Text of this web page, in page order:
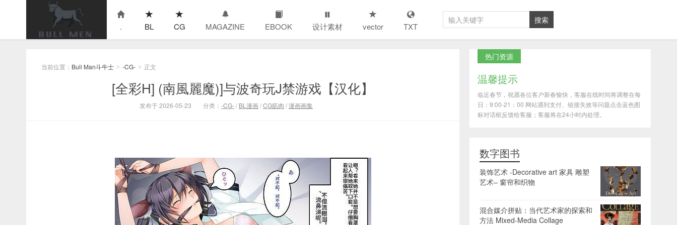
. BL CG MAGAZINE EBOOK 设计素材 vector TXT
当前位置： Bull Man斗牛士 > -CG- > 正文
[全彩H] (南風麗魔)]与波奇玩J禁游戏【汉化】
发布于 2026-05-23 分类： -CG-/ BL漫画/CG筋肉 /漫画画集
热门资源
温馨提示
临近春节，祝愿各位客户新春愉快，客服在线时间将调整在每
日：9:00-21：00 网站遇到支付、链接失效等问题点击蓝色图
标对话框反馈给客服；客服将在24小时内处理。
数字图书
装饰艺术 -Decorative art 家具 雕塑
艺术– 窗帘和织物
混合媒介拼贴：当代艺术家的探索和
方法 Mixed-Media Collage